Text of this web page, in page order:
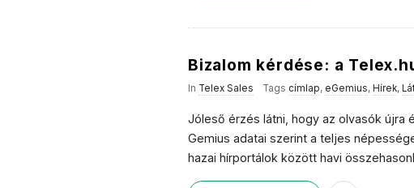
Bizalom kérdése: a
In Telex Sales Tags címlap, eGemius, Hírek,
Jóleső érzés látni, hogy az olvasók újra
Gemius adatai szerint a teljes
hazai hírportálok között havi